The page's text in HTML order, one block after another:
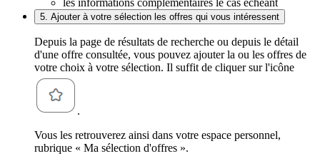
5. Ajouter à votre sélection les offres qui vous intéressent
Depuis la page de résultats de recherche ou depuis le détail
d'une offre consultée, vous pouvez ajouter la ou les offres de
votre choix à votre sélection. Il suffit de cliquer sur l'icône
.
Vous les retrouverez ainsi dans votre espace personnel,
rubrique « Ma sélection d'offres ».